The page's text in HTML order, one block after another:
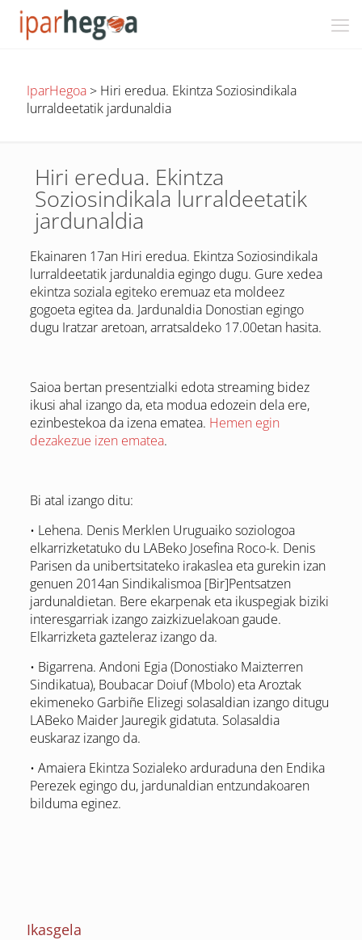
IparHegoa> Hiri eredua. Ekintza Soziosindikala
lurraldeetatik jardunaldia
Hiri eredua. Ekintza
Soziosindikala lurraldeetatik
jardunaldia
Ekainaren 17an Hiri eredua. Ekintza Soziosindikala
lurraldeetatik jardunaldia egingo dugu. Gure xedea
ekintza soziala egiteko eremuaz eta moldeez
gogoeta egitea da. Jardunaldia Donostian egingo
dugu Iratzar aretoan, arratsaldeko 17.00etan hasita.
Saioa bertan presentzialki edota streaming bidez
ikusi ahal izango da, eta modua edozein dela ere,
ezinbestekoa da izena ematea. Hemen egin
dezakezue izen ematea.
Bi atal izango ditu:
• Lehena. Denis Merklen Uruguaiko soziologoa
elkarrizketatuko du LABeko Josefina Roco-k. Denis
Parisen da unibertsitateko irakaslea eta gurekin izan
genuen 2014an Sindikalismoa [Bir]Pentsatzen
jardunaldietan. Bere ekarpenak eta ikuspegiak biziki
interesgarriak izango zaizkizuelakoan gaude.
Elkarrizketa gazteleraz izango da.
• Bigarrena. Andoni Egia (Donostiako Maizterren
Sindikatua), Boubacar Doiuf (Mbolo) eta Aroztak
ekimeneko Garbiñe Elizegi solasaldian izango ditugu
LABeko Maider Jauregik gidatuta. Solasaldia
euskaraz izango da.
• Amaiera Ekintza Sozialeko arduraduna den Endika
Perezek egingo du, jardunaldian entzundakoaren
bilduma eginez.
Ikasgela